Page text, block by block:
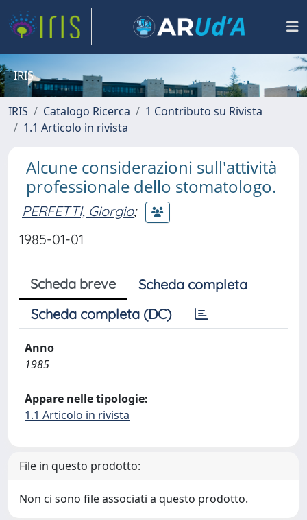
IRIS
IRIS Catalogo Ricerca
1 Contributo su Rivista
1.1 Articolo in rivista
Alcune considerazioni sull'attività
professionale dello stomatologo.
PERFETTI, Giorgio;
1985-01-01
Scheda breve
Scheda completa
Scheda completa (DC)
Anno
1985
Appare nelle tipologie:
1.1 Articolo in rivista
File in questo prodotto:
Non ci sono file associati a questo prodotto.